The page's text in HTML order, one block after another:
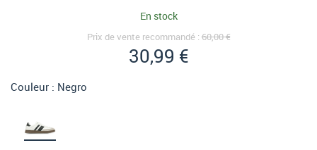
En stock
Prix de vente recommandé :60,00 €
30,99 €
Couleur : Negro